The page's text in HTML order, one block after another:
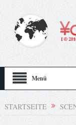
Menü
STARTSEITE